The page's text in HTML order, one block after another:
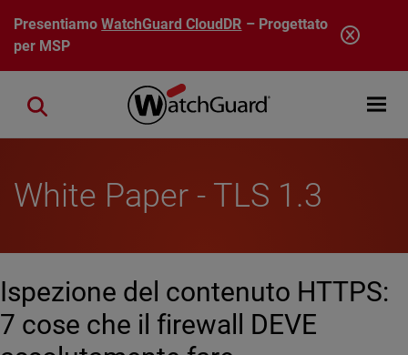
Salta al contenuto principale
PresentiamoWatchGuard CloudDR – Progettato
per MSP
Open
Close search
White Paper - TLS 1.3
Ispezione del contenuto HTTPS:
7 cose che il firewall DEVE